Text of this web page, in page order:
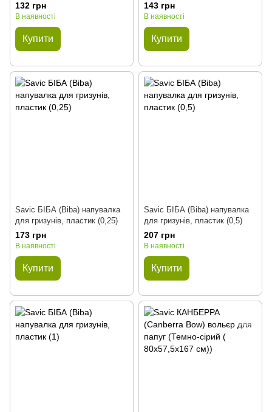
132 грн
В наявності
Купити
143 грн
В наявності
Купити
Savic БІБА (Biba) напувалка
для гризунів, пластик (0,25)
173 грн
В наявності
Купити
Savic БІБА (Biba) напувалка
для гризунів, пластик (0,5)
207 грн
В наявності
Купити